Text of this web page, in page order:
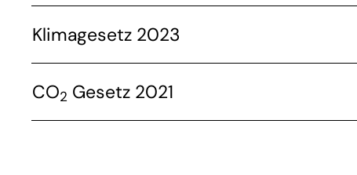
Klimagesetz 2023
CO2 Gesetz 2021